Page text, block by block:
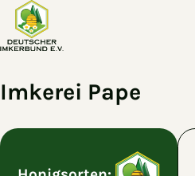
Zum Hauptinhalt springen
Imkerei Pape